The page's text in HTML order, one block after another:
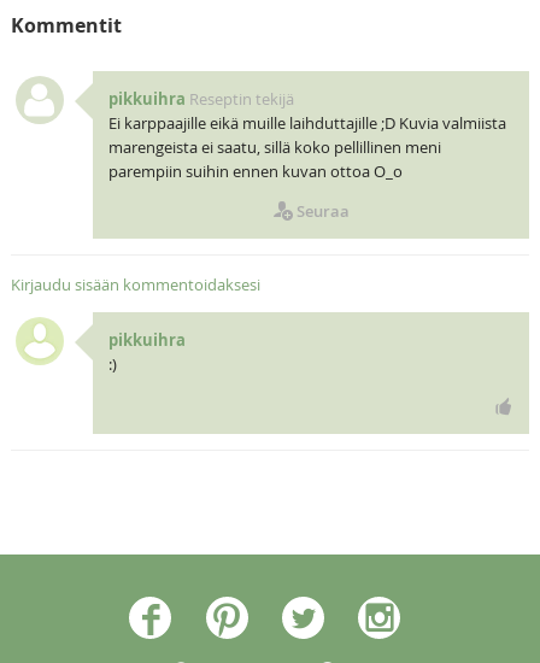
Kommentit
pikkuihra Reseptin tekijä
Ei karppaajille eikä muille laihduttajille ;D Kuvia valmiista
marengeista ei saatu, sillä koko pellillinen meni
parempiin suihin ennen kuvan ottoa O_o
Seuraa
Kirjaudu sisään kommentoidaksesi
pikkuihra
:)